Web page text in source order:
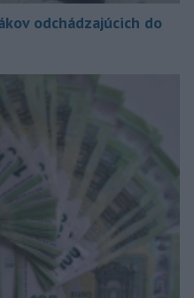
odchádzajúcich do